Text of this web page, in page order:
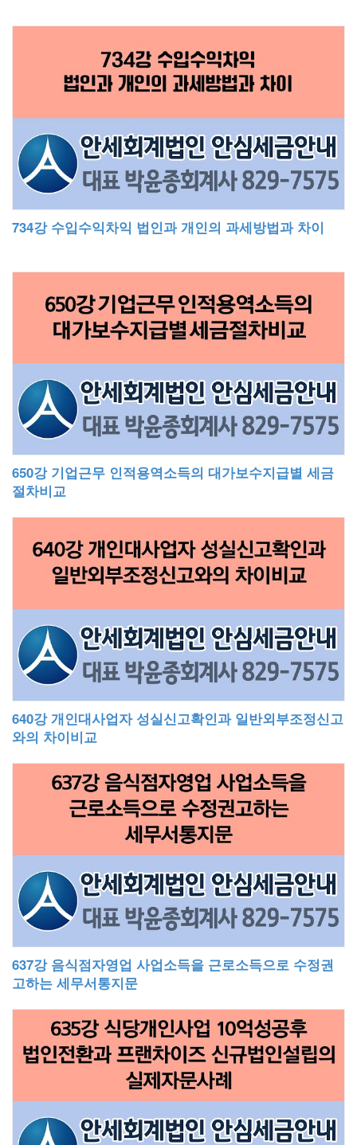
734강 수입수익차익 법인과 개인의 과세방법과 차이
650강 기업근무 인적용역소득의 대가보수지급별 세금
절차비교
640강 개인대사업자 성실신고확인과 일반외부조정신고
와의 차이비교
637강 음식점자영업 사업소득을 근로소득으로 수정권
고하는 세무서통지문